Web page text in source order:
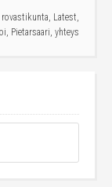
rovastikunta Latest
Pietarsaari yhteys